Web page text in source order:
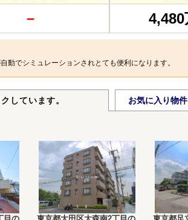
－ 4,480
動でシミュレーションされとても便利になります。
しています。 お気に入り物件